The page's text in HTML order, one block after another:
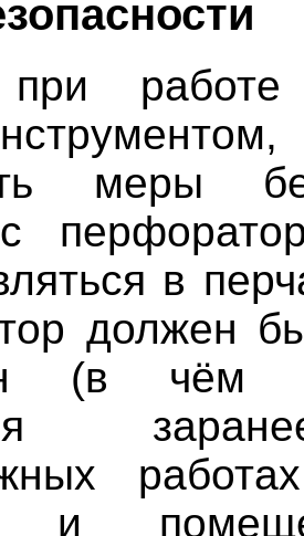
меры
в
должен
(в чём
и